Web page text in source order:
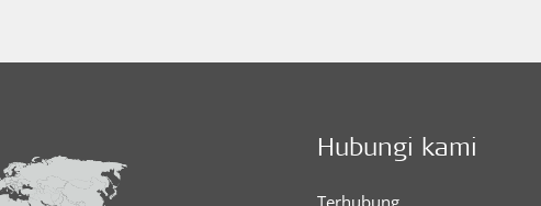
Hubungi kami
Terhubung